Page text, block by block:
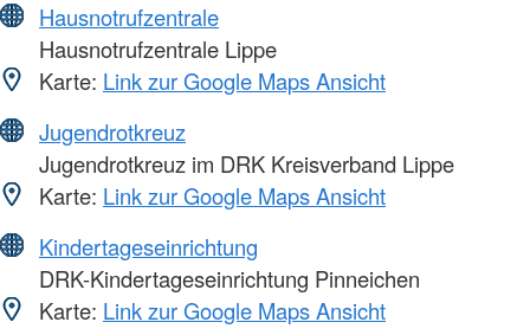
Hausnotrufzentrale
Hausnotrufzentrale Lippe
Karte: Link zur Google Maps Ansicht
Jugendrotkreuz
Jugendrotkreuz im DRK Kreisverband Lippe
Karte: Link zur Google Maps Ansicht
Kindertageseinrichtung
DRK-Kindertageseinrichtung Pinneichen
Karte: Link zur Google Maps Ansicht